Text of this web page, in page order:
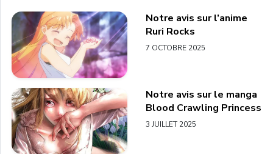
Notre avis sur l’anime
Ruri Rocks
7 OCTOBRE 2025
Notre avis sur le manga
Blood Crawling Princess
3 JUILLET 2025